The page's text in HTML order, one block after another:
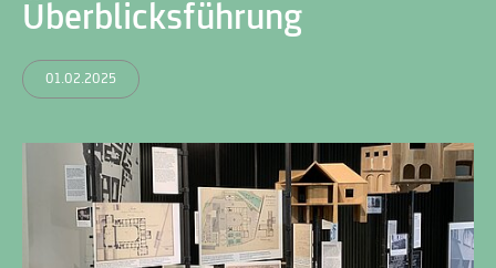
Überblicksführung
01.02.2025